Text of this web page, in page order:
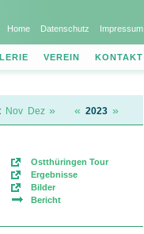
Home Datenschutz Impressum
VEREIN KONTAKT
Nov Dez » « 2023 »
Ostthüringen Tour
Ergebnisse
Bilder
Bericht